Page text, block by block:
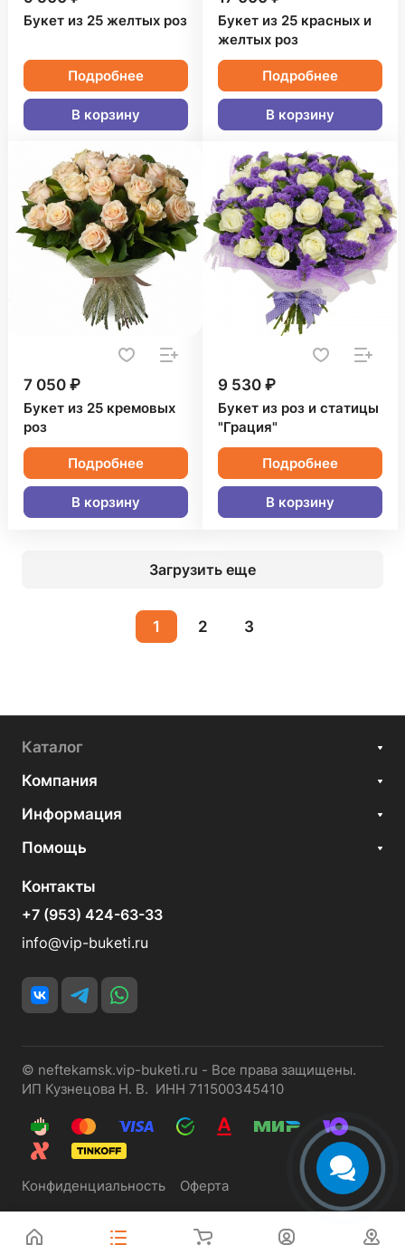
Букет из 25 желтых роз
Подробнее
В корзину
Букет из 25 красных и
желтых роз
Подробнее
В корзину
7 050 ₽
Букет из 25 кремовых
роз
Подробнее
В корзину
9 530 ₽
Букет из роз и статицы
"Грация"
Подробнее
В корзину
Загрузить еще
1 2 3
Каталог
Компания
Информация
Помощь
Контакты
+7 (953) 424-63-33
info@vip-buketi.ru
© neftekamsk.vip-buketi.ru - Все права защищены.
ИП Кузнецова Н. В. ИНН 711500345410
Конфиденциальность Оферта